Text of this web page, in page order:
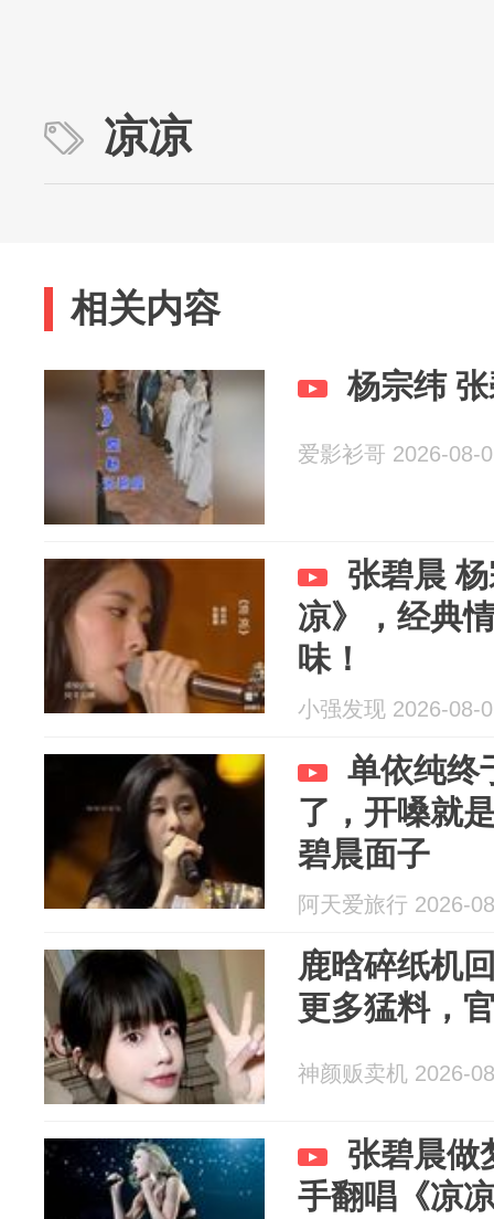
凉凉
相关内容
杨宗纬
爱影衫哥 2026-08-
张碧晨
凉》，经典
味！
小强发现 2026-08-
单依纯终
了，开嗓就
碧晨面子
阿天爱旅行 2026-
鹿晗碎纸机
更多猛料，
神颜贩卖机 2026-
张碧晨做
手翻唱《凉